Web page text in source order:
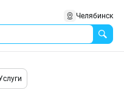
Челябинск